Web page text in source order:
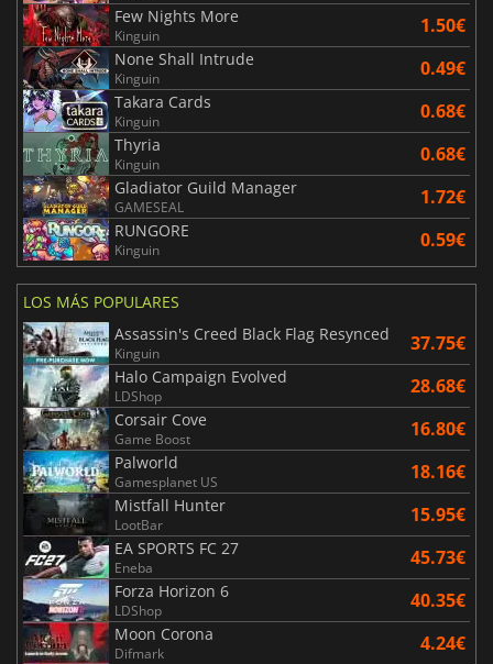
Few Nights More
Kinguin 1.50€
None Shall Intrude
Kinguin 0.49€
Takara Cards
Kinguin 0.68€
Thyria
Kinguin 0.68€
Gladiator Guild Manager
GAMESEAL 1.72€
RUNGORE
Kinguin 0.59€
LOS MÁS POPULARES
Assassin's Creed Black Flag Resynced
Kinguin 37.75€
Halo Campaign Evolved
LDShop 28.68€
Corsair Cove
Game Boost 16.80€
Palworld
Gamesplanet US 18.16€
Mistfall Hunter
LootBar 15.95€
EA SPORTS FC 27
Eneba 45.73€
Forza Horizon 6
LDShop 40.35€
Moon Corona
Difmark 4.24€